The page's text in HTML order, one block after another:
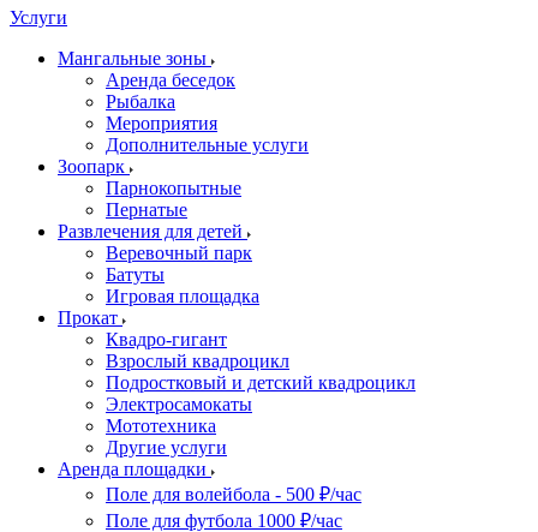
Услуги
Мангальные зоны
Аренда беседок
Рыбалка
Мероприятия
Дополнительные услуги
Зоопарк
Парнокопытные
Пернатые
Развлечения для детей
Веревочный парк
Батуты
Игровая площадка
Прокат
Квадро-гигант
Взрослый квадроцикл
Подростковый и детский квадроцикл
Электросамокаты
Мототехника
Другие услуги
Аренда площадки
Поле для волейбола - 500 ₽/час
Поле для футбола 1000 ₽/час